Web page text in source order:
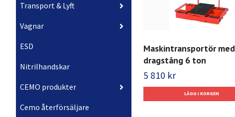
Transport & Lyft
Vagnar
ESD
Nitrilhandskar
CEMO produkter
Cemo återförsäljare
Maskintransportör med
dragstång 6 ton
5 810 kr